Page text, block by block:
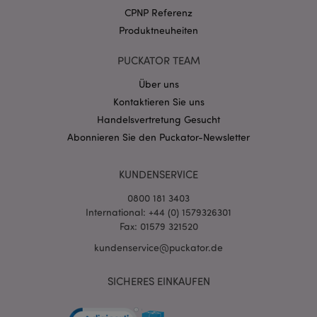
CPNP Referenz
Produktneuheiten
PUCKATOR TEAM
Über uns
Kontaktieren Sie uns
Handelsvertretung Gesucht
Abonnieren Sie den Puckator-Newsletter
KUNDENSERVICE
0800 181 3403
International: +44 (0) 1579326301
Fax: 01579 321520
kundenservice@puckator.de
SICHERES EINKAUFEN
mage-cache-storage-section-
invalidation